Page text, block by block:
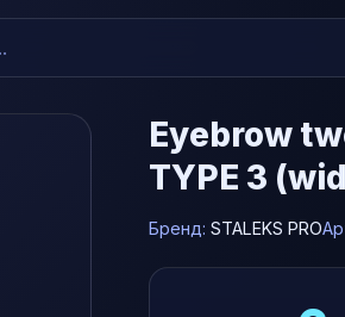
Eyebrow
TYPE 3
Бренд: STALEKS PRO